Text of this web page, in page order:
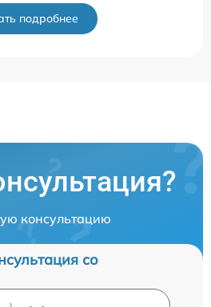
подробнее
консультацию
со